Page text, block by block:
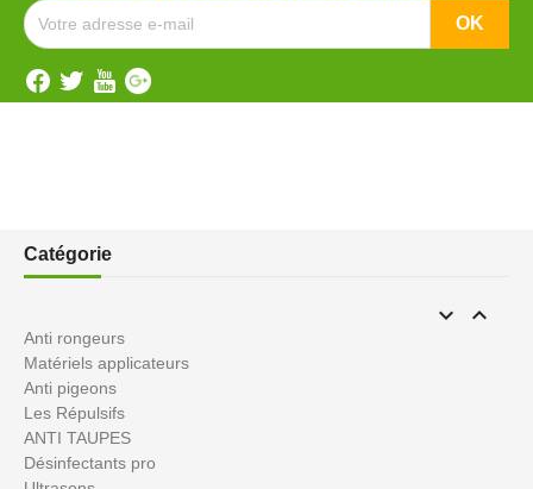
Catégorie
 
Anti rongeurs
Matériels applicateurs
Anti pigeons
Les Répulsifs
ANTI TAUPES
Désinfectants pro